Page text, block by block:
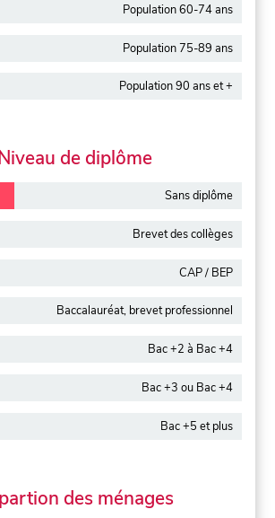
Population 60-74 ans
Population 75-89 ans
Population 90 ans et +
de diplôme
Sans diplôme
Brevet des collèges
CAP / BEP
Baccalauréat, brevet professionnel
Bac +2 à Bac +4
Bac +3 ou Bac +4
Bac +5 et plus
des ménages